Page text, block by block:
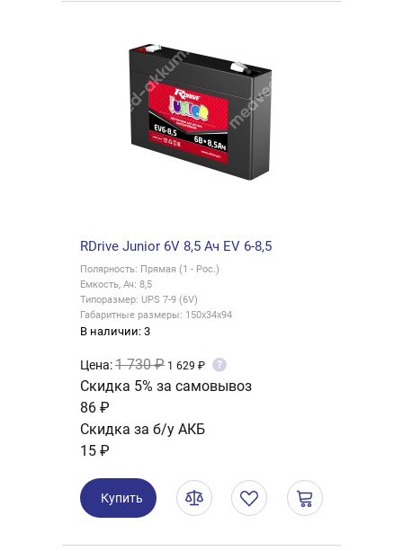
RDrive Junior 6V 8,5 Ач EV 6-8,5
Полярность: Прямая (1 - Рос.)
Емкость, Ач: 8,5
Типоразмер: UPS 7-9 (6V)
Габаритные размеры: 150x34x94
В наличии: 3
Цена:1 730 ₽ 1 629 ₽ ?
Скидка 5% за самовывоз
86 ₽
Скидка за б/у АКБ
15 ₽
Купить